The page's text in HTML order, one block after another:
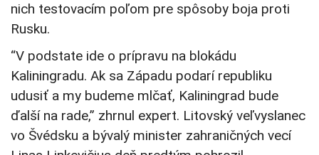
nich testovacím poľom pre spôsoby boja proti
Rusku.
“V podstate ide o prípravu na blokádu
Kaliningradu. Ak sa Západu podarí republiku
udusiť a my budeme mlčať, Kaliningrad bude
ďalší na rade,” zhrnul expert. Litovský veľvyslanec
vo Švédsku a bývalý minister zahraničných vecí